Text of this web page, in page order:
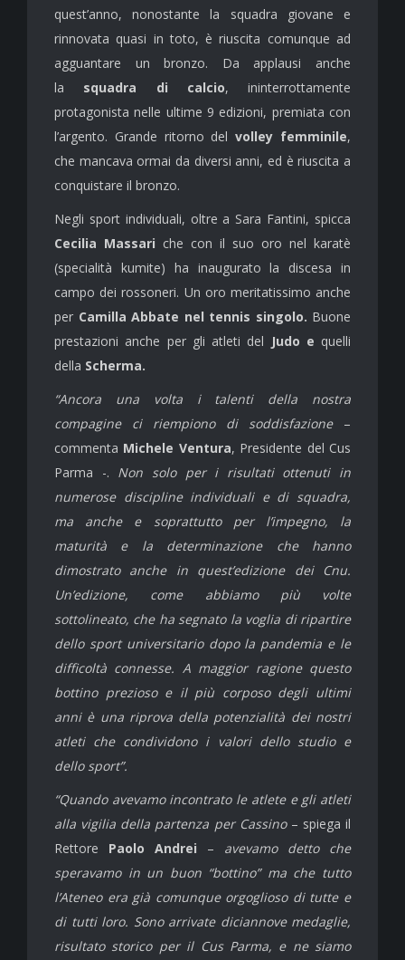
quest’anno, nonostante la squadra giovane e
rinnovata quasi in toto, è riuscita comunque ad
agguantare un bronzo. Da applausi anche
la squadra di calcio, ininterrottamente
protagonista nelle ultime 9 edizioni, premiata con
l’argento. Grande ritorno delvolley femminile,
che mancava ormai da diversi anni, ed è riuscita a
conquistare il bronzo.
Negli sport individuali, oltre a Sara Fantini, spicca
Cecilia Massari che con il suo oro nel karatè
(specialità kumite) ha inaugurato la discesa in
campo dei rossoneri. Un oro meritatissimo anche
per Camilla Abbate nel tennis singolo. Buone
prestazioni anche per gli atleti del Judo e quelli
della Scherma.
“Ancora una volta i talenti della nostra
compagine ci riempiono di soddisfazione –
commenta Michele Ventura, Presidente del Cus
Parma -. Non solo per i risultati ottenuti in
numerose discipline individuali e di squadra,
ma anche e soprattutto per l’impegno, la
maturità e la determinazione che hanno
dimostrato anche in quest’edizione dei Cnu.
Un’edizione, come abbiamo più volte
sottolineato, che ha segnato la voglia di ripartire
dello sport universitario dopo la pandemia e le
difficoltà connesse. A maggior ragione questo
bottino prezioso e il più corposo degli ultimi
anni è una riprova della potenzialità dei nostri
atleti che condividono i valori dello studio e
dello sport”.
“Quando avevamo incontrato le atlete e gli atleti
alla vigilia della partenza per Cassino – spiega il
Rettore Paolo Andrei – avevamo detto che
speravamo in un buon “bottino” ma che tutto
l’Ateneo era già comunque orgoglioso di tutte e
di tutti loro. Sono arrivate diciannove medaglie,
risultato storico per il Cus Parma, e ne siamo